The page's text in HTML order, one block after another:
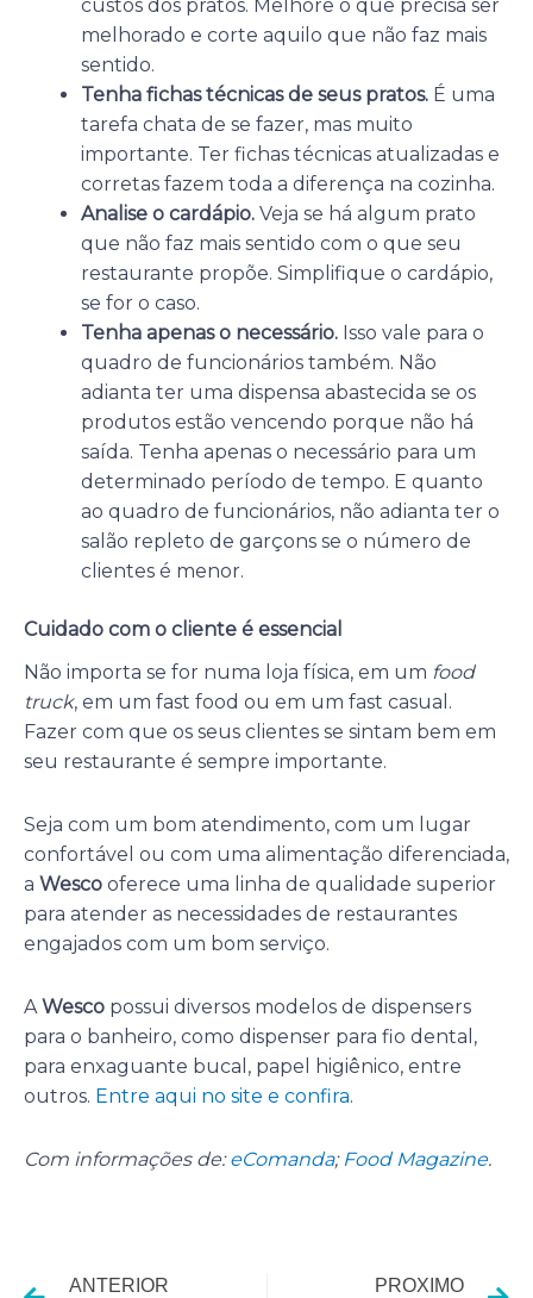
custos dos pratos. Melhore o que precisa ser
melhorado e corte aquilo que não faz mais
sentido.
Tenha fichas técnicas de seus pratos. É uma
tarefa chata de se fazer, mas muito
importante. Ter fichas técnicas atualizadas e
corretas fazem toda a diferença na cozinha.
Analise o cardápio. Veja se há algum prato
que não faz mais sentido com o que seu
restaurante propõe. Simplifique o cardápio,
se for o caso.
Tenha apenas o necessário. Isso vale para o
quadro de funcionários também. Não
adianta ter uma dispensa abastecida se os
produtos estão vencendo porque não há
saída. Tenha apenas o necessário para um
determinado período de tempo. E quanto
ao quadro de funcionários, não adianta ter o
salão repleto de garçons se o número de
clientes é menor.
Cuidado com o cliente é essencial
Não importa se for numa loja física, em um food
truck, em um fast food ou em um fast casual.
Fazer com que os seus clientes se sintam bem em
seu restaurante é sempre importante.
Seja com um bom atendimento, com um lugar
confortável ou com uma alimentação diferenciada,
a Wesco oferece uma linha de qualidade superior
para atender as necessidades de restaurantes
engajados com um bom serviço.
AWesco possui diversos modelos de dispensers
para o banheiro, como dispenser para fio dental,
para enxaguante bucal, papel higiênico, entre
outros. Entre aqui no site e confira.
Com informações de:eComanda; Food Magazine.
ANTERIOR PROXIMO